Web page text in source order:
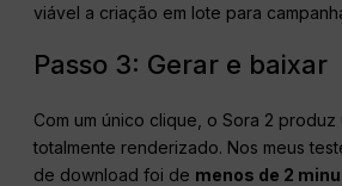
viável a criação em lote para
Passo 3: Gerar e baixar
Com um único clique, o Sora 2 produz
totalmente renderizado. Nos meus
de download foi de menos de 2